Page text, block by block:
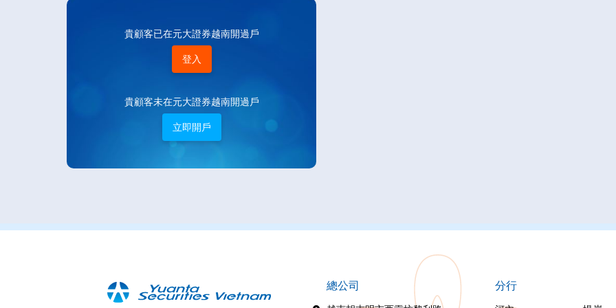
貴顧客已在元大證券越南開過戶
登入
貴顧客未在元大證券越南開過戶
立即開戶
總公司 分行